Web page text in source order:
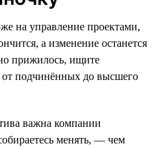
на управление проектами,
а изменение останется
прижилось, ищите
подчинённых до высшего
важна компании
менять, — чем